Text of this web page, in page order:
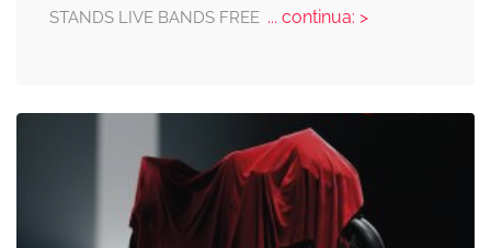
STANDS LIVE BANDS FREE... continua: >